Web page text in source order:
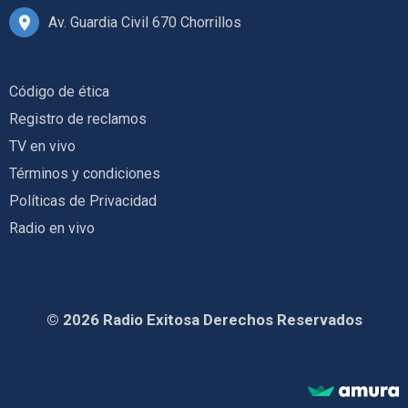
Av. Guardia Civil 670 Chorrillos
Código de ética
Registro de reclamos
TV en vivo
Términos y condiciones
Políticas de Privacidad
Radio en vivo
© 2026 Radio Exitosa Derechos Reservados